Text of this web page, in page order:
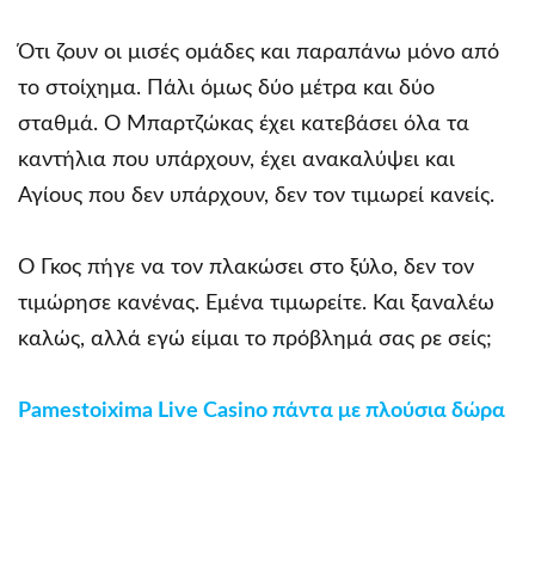
Ότι ζουν οι μισές ομάδες και παραπάνω μόνο από
το στοίχημα. Πάλι όμως δύο μέτρα και δύο
σταθμά. Ο Μπαρτζώκας έχει κατεβάσει όλα τα
καντήλια που υπάρχουν, έχει ανακαλύψει και
Αγίους που δεν υπάρχουν, δεν τον τιμωρεί κανείς.
Ο Γκος πήγε να τον πλακώσει στο ξύλο, δεν τον
τιμώρησε κανένας. Εμένα τιμωρείτε. Και ξαναλέω
καλώς, αλλά εγώ είμαι το πρόβλημά σας ρε σείς;
Pamestoixima Live Casino πάντα με πλούσια δώρα